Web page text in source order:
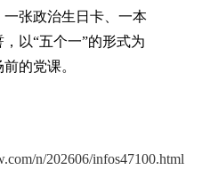
张政治生日卡、一本
以“五个一”的形式为
的党课。
n/202606/infos47100.html